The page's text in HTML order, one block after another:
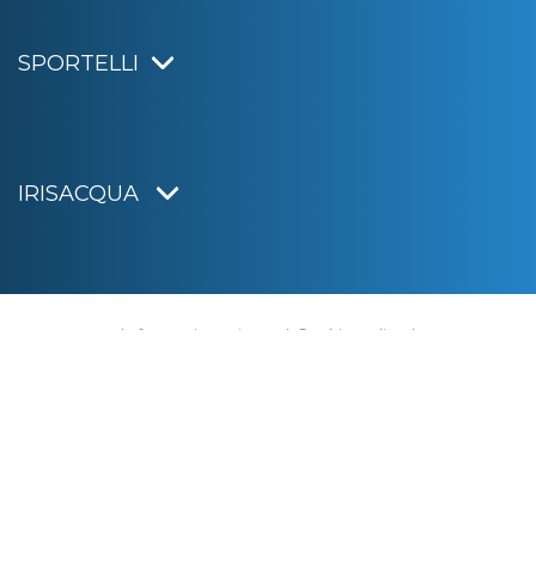
SPORTELLI
IRISACQUA
Informativa privacy | Cookie policy
|